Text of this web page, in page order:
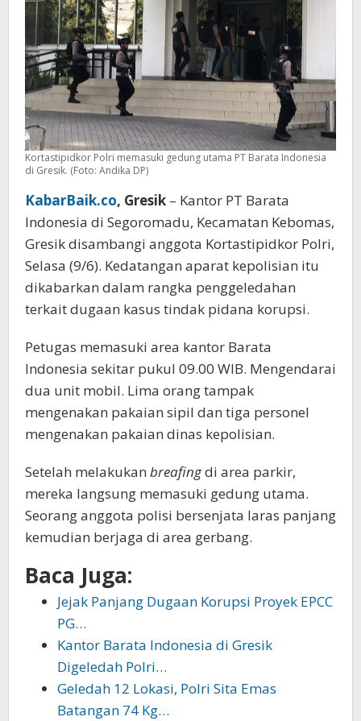
Kortastipidkor Polri memasuki gedung utama PT Barata Indonesia
di Gresik. (Foto: Andika DP)
KabarBaik.co, Gresik – Kantor PT Barata
Indonesia di Segoromadu, Kecamatan Kebomas,
Gresik disambangi anggota Kortastipidkor Polri,
Selasa (9/6). Kedatangan aparat kepolisian itu
dikabarkan dalam rangka penggeledahan
terkait dugaan kasus tindak pidana korupsi.
Petugas memasuki area kantor Barata
Indonesia sekitar pukul 09.00 WIB. Mengendarai
dua unit mobil. Lima orang tampak
mengenakan pakaian sipil dan tiga personel
mengenakan pakaian dinas kepolisian.
Setelah melakukan breafingdi area parkir,
mereka langsung memasuki gedung utama.
Seorang anggota polisi bersenjata laras panjang
kemudian berjaga di area gerbang.
Baca Juga:
Jejak Panjang Dugaan Korupsi Proyek EPCC
PG…
Kantor Barata Indonesia di Gresik
Digeledah Polri…
Geledah 12 Lokasi, Polri Sita Emas
Batangan 74 Kg…